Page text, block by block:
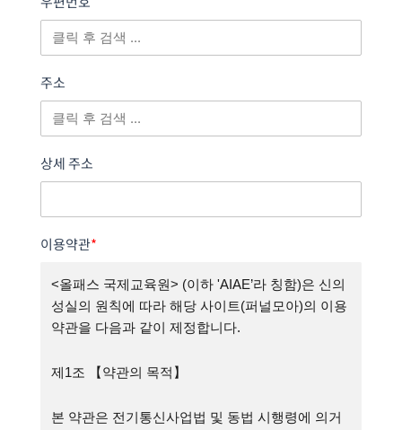
주소
상세 주소
이용약관*
<올패스 국제교육원> (이하 'AIAE’라 칭함)은 신의
성실의 원칙에 따라 해당 사이트(퍼널모아)의 이용
약관을 다음과 같이 제정합니다.
제1조 【약관의 목적】
본 약관은 전기통신사업법 및 동법 시행령에 의거